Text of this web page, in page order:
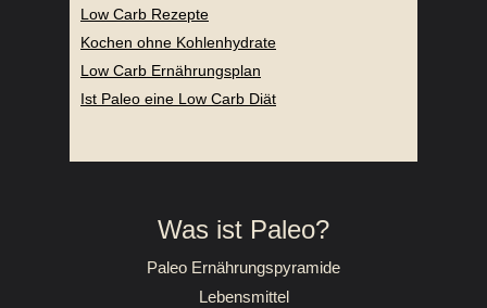
Low Carb Rezepte
Kochen ohne Kohlenhydrate
Low Carb Ernährungsplan
Ist Paleo eine Low Carb Diät
Was ist Paleo?
Paleo Ernährungspyramide
Lebensmittel